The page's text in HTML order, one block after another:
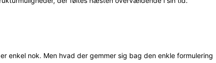
enkel nok. Men hvad der gemmer sig bag den enkle formulering